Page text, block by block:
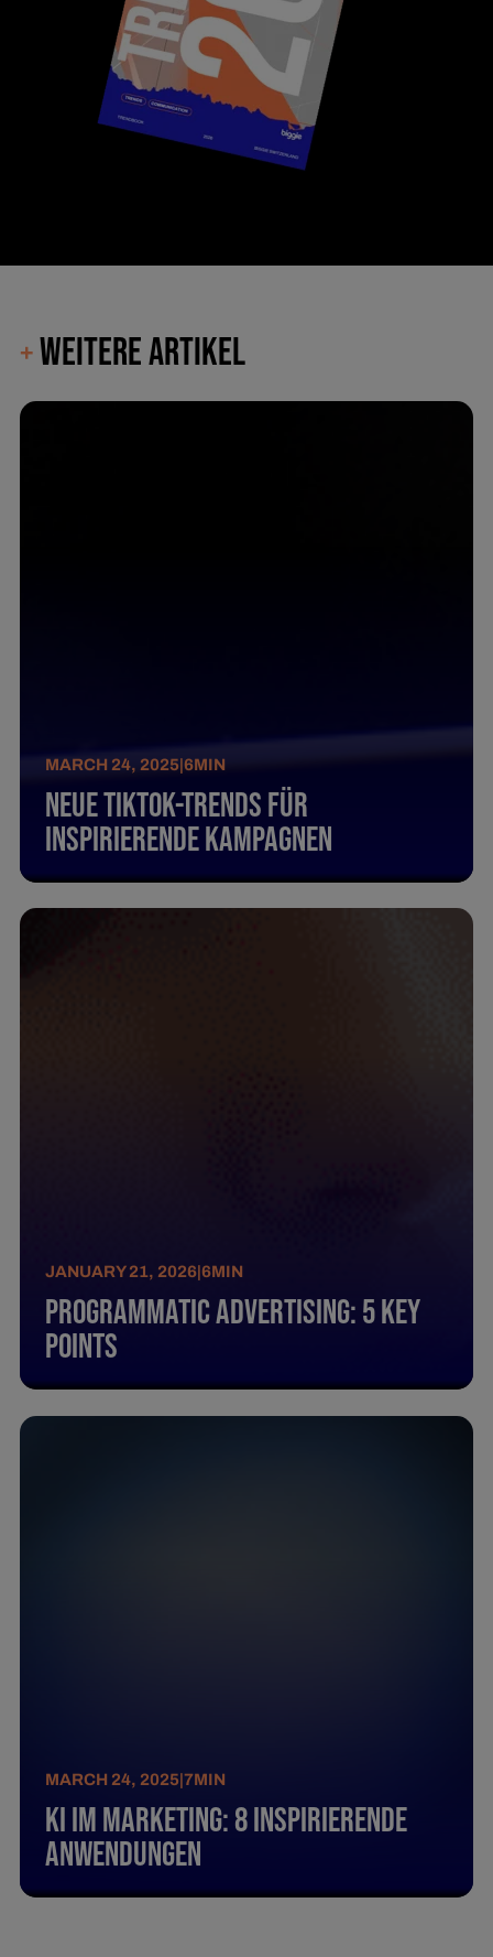
+WEITERE ARTIKEL
MARCH 24, 2025 |6MIN
Neue TikTok-Trends für
inspirierende Kampagnen
JANUARY 21, 2026 |6MIN
Programmatic advertising: 5 key
points
MARCH 24, 2025 |7MIN
KI im Marketing: 8 inspirierende
Anwendungen